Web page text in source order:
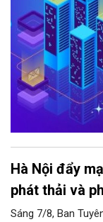
Hà Nội đẩy
phát thải và
Sáng 7/8, Ban